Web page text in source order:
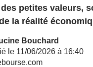
petites valeurs,
la réalité
Bouchard
le 11/06/2026 à 16:40